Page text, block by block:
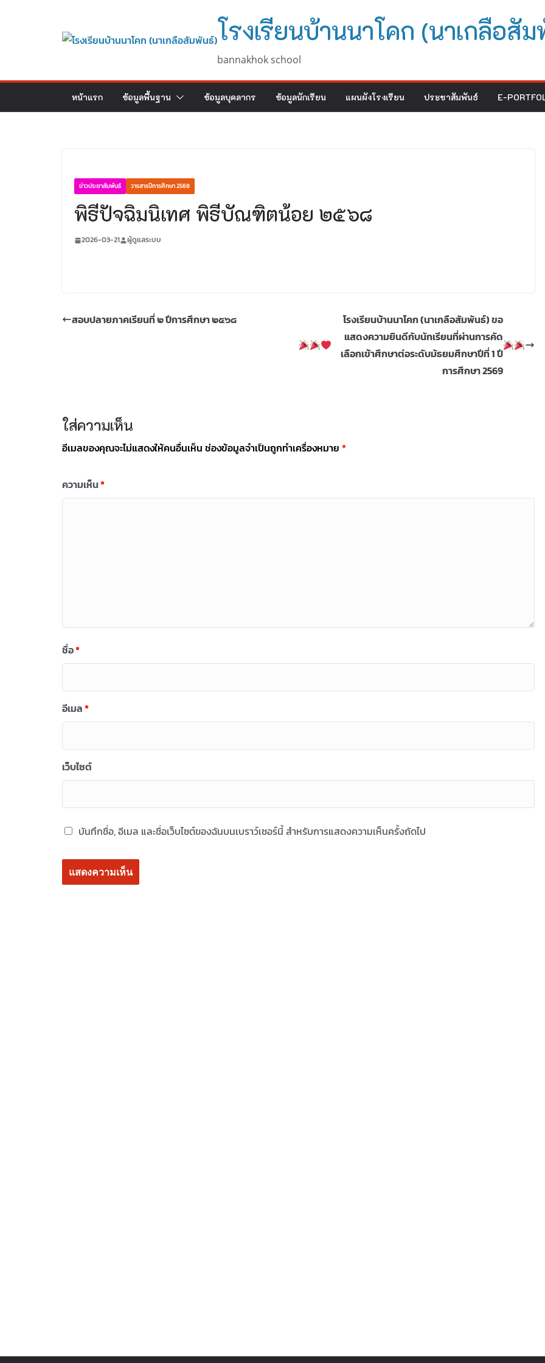
โรงเรียนบ้านนาโคก (นาเกลือสั
bannakhok school
หน้าแรก ข้อมูลพื้นฐาน ข้อมูลบุคลากร ข้อมูลนักเรียน แผนผังโรงเรียน ประชาสัมพันธ์ E-
ข่าวประชาสัมพันธ์ วารสารปีการศึกษา 2568
พิธีปัจฉิมนิเทศ พิธีบัณฑิตน้อย ๒๕๖๘
2026-03-21 ผู้ดูแลระบบ
สอบปลายภาคเรียนที่ ๒ ปีการศึกษา ๒๕๖๘
โรงเรียนบ้านนาโคก (นาเกลือสัมพันธ์) ขอ
แสดงความยินดีกับนักเรียนที่ผ่านการคัด
เลือกเข้าศึกษาต่อระดับมัธยมศึกษาปีที่ 1 ปี
การศึกษา 2569
ใส่ความเห็น
อีเมลของคุณจะไม่แสดงให้คนอื่นเห็น ช่องข้อมูลจำเป็นถูกทำเครื่องหมาย *
ความเห็น*
ชื่อ*
อีเมล*
เว็บไซต์
บันทึกชื่อ, อีเมล และชื่อเว็บไซต์ของฉันบนเบราว์เซอร์นี้ สำหรับการแสดงความเห็นครั้งถัดไป